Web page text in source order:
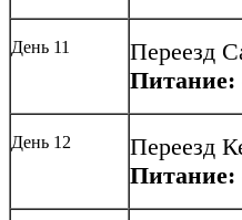
День 11
Переезд
Питание:
День 12 Переезд
Питание: